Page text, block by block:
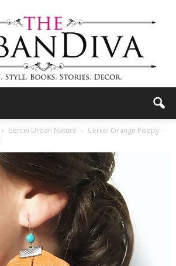
Urban
Diva
Cercei Urban Nature
Cercei Orange Poppy –